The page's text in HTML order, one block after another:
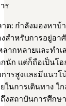
ร
ด: กำลังมองหาบ้
สำหรับการอยู่อา
ากหลายและทำเ
นัก แต่ก็ถือเป็นโ
ารสูงและมีแนวโ
ในการเดินทาง ใ
งสถาบันการศึกษ